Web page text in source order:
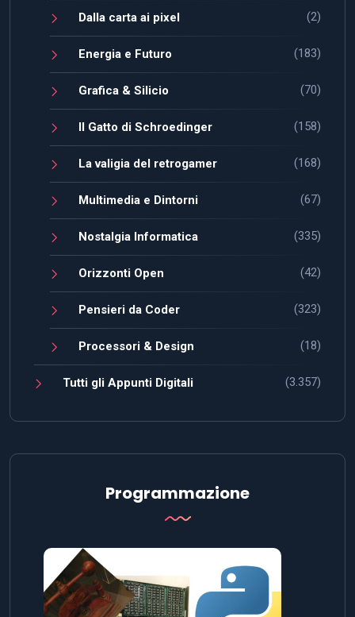
Dalla carta ai pixel (2)
Energia e Futuro (183)
Grafica & Silicio (70)
Il Gatto di Schroedinger (158)
La valigia del retrogamer (168)
Multimedia e Dintorni (67)
Nostalgia Informatica (335)
Orizzonti Open (42)
Pensieri da Coder (323)
Processori & Design (18)
Tutti gli Appunti Digitali (3.357)
Programmazione